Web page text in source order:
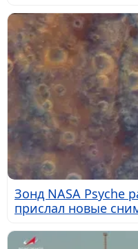
Зонд NASA Psyche
прислал новые